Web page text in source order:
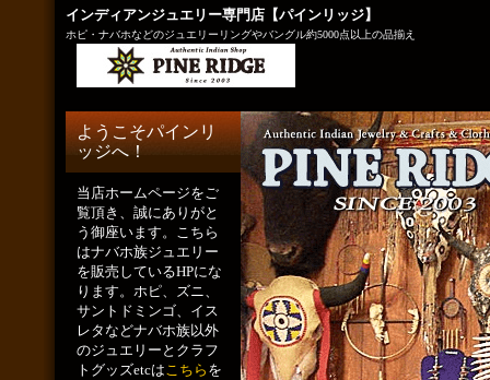
インディアンジュエリー専門店【パインリッジ】
ホピ・ナバホなどのジュエリーリングやバングル約5000点以上の品揃え
ようこそパインリ
ッジへ！
当店ホームページをご
覧頂き、誠にありがと
う御座います。こちら
はナバホ族ジュエリー
を販売しているHPにな
ります。ホピ、ズニ、
サントドミンゴ、イス
レタなどナバホ族以外
のジュエリーとクラフ
トグッズetcはこちら を